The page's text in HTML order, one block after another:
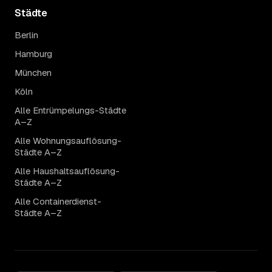
Städte
Berlin
Hamburg
München
Köln
Alle Entrümpelungs-Städte
A–Z
Alle Wohnungsauflösung-
Städte A–Z
Alle Haushaltsauflösung-
Städte A–Z
Alle Containerdienst-
Städte A–Z